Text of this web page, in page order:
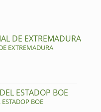
DE EXTREMADURA
EXTREMADURA
ESTADOP BOE
BOE